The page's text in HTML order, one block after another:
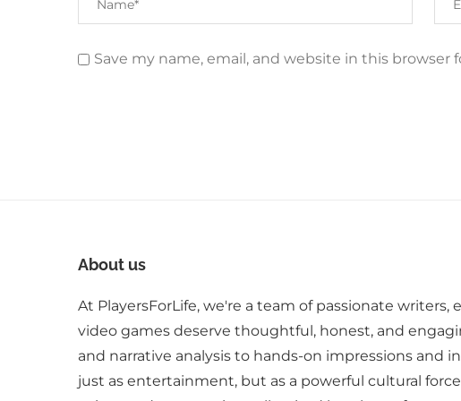
Save my name, email, and website in this
About us
At PlayersForLife, we're a team of passionate
video games deserve thoughtful, honest, and
and narrative analysis to hands-on impressions and
just as entertainment, but as a powerful cultural